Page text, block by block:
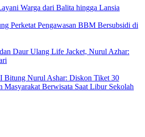
Warga dari Balita hingga Lansia
Perketat Pengawasan BBM Bersubsidi di
Daur Ulang Life Jacket, Nurul Azhar:
Bitung Nurul Ashar: Diskon Tiket 30
Masyarakat Berwisata Saat Libur Sekolah